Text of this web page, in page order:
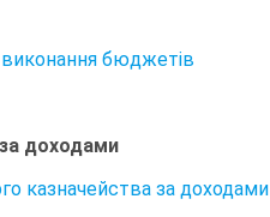
виконання бюджетів
доходами
казначейства за доходами